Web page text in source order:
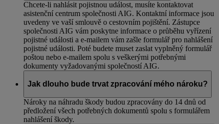
Chcete-li nahlásit pojistnou událost, musíte kontaktovat
asistenční centrum společnosti AIG. Kontaktní informace jsou
uvedeny ve vaší smlouvě o cestovním pojištění. Zástupce
společnosti AIG vám poskytne informace o průběhu vyřízení
pojistné události a e-mailem vám zašle formulář pro nahlášení
pojistné události. Poté budete muset zaslat vyplněný formulář
poštou nebo e-mailem spolu s veškerými potřebnými
dokumenty vyžadovanými společností AIG.
Jak dlouho bude trvat zpracování mého nároku?
Nároky na náhradu škody budou zpracovány do 14 dnů od
předložení všech potřebných dokumentů spolu s formulářem
nahlášení škody.